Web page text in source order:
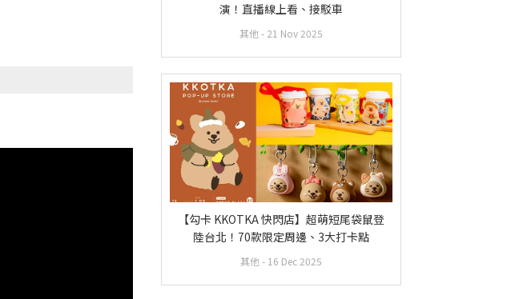
演！直播線上看、接駁車
其他 - 21 Nov 2025
【勾卡 KKOTKA 快閃店】超萌短尾袋鼠登
陸台北！70款限定周邊、3大打卡點
其他 - 16 Dec 2025